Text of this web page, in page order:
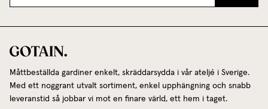
Måttbeställda gardiner enkelt, skräddarsydda i vår ateljé i Sverige.
Med ett noggrant utvalt sortiment, enkel upphängning och snabb
leveranstid så jobbar vi mot en finare värld, ett hem i taget.